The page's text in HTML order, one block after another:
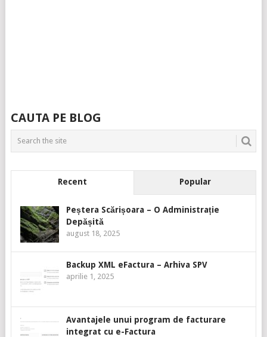
CAUTA PE BLOG
Recent Popular
Peștera Scărișoara – O Administrație
Depășită
august 18, 2025
Backup XML eFactura – Arhiva SPV
aprilie 1, 2025
Avantajele unui program de facturare
integrat cu e-Factura